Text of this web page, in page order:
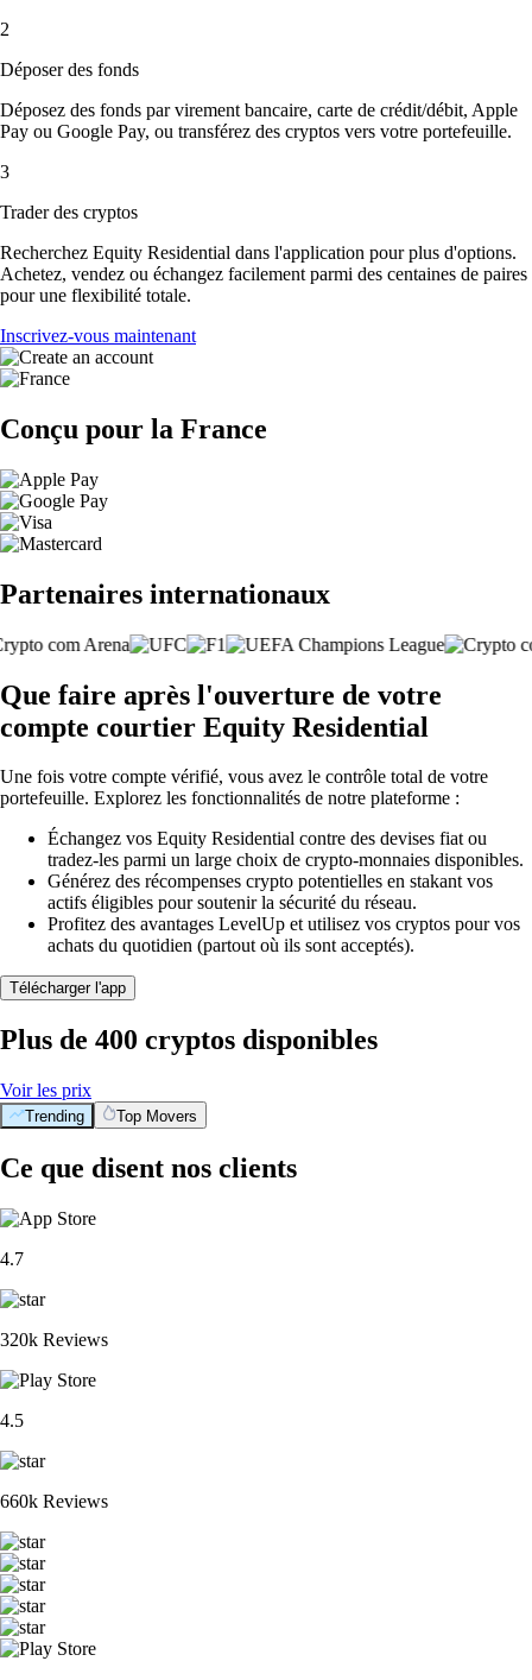
2
Déposer des fonds
Déposez des fonds par virement bancaire, carte de crédit/débit, Apple
Pay ou Google Pay, ou transférez des cryptos vers votre portefeuille.
3
Trader des cryptos
Recherchez Equity Residential dans l'application pour plus d'options.
Achetez, vendez ou échangez facilement parmi des centaines de paires
pour une flexibilité totale.
Inscrivez-vous maintenant
Conçu pour la France
Partenaires internationaux
Que faire après l'ouverture de votre
compte courtier Equity Residential
Une fois votre compte vérifié, vous avez le contrôle total de votre
portefeuille. Explorez les fonctionnalités de notre plateforme :
Échangez vos Equity Residential contre des devises fiat ou
tradez-les parmi un large choix de crypto-monnaies disponibles.
Générez des récompenses crypto potentielles en stakant vos
actifs éligibles pour soutenir la sécurité du réseau.
Profitez des avantages LevelUp et utilisez vos cryptos pour vos
achats du quotidien (partout où ils sont acceptés).
Télécharger l'app
Plus de 400 cryptos disponibles
Voir les prix
Trending Top Movers
Ce que disent nos clients
4.7
320k Reviews
4.5
660k Reviews